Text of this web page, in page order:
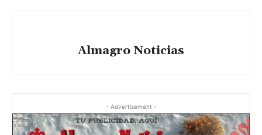
Almagro Noticias
- Advertisement -